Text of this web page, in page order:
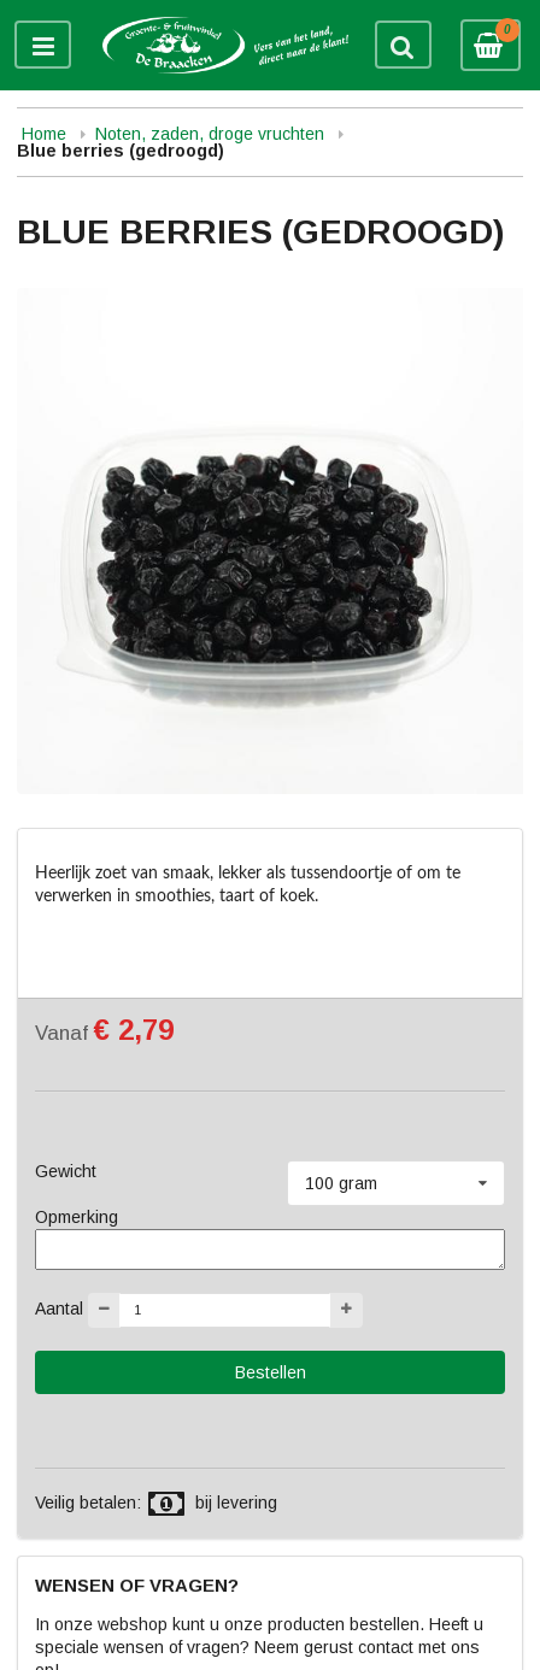
0
Home
Noten, zaden, droge vruchten
Blue berries (gedroogd)
BLUE BERRIES (GEDROOGD)
Heerlijk zoet van smaak, lekker als tussendoortje of om te
verwerken in smoothies, taart of koek.
Vanaf€ 2,79
Gewicht
100 gram
Opmerking
Aantal
Veilig betalen: bij levering
WENSEN OF VRAGEN?
In onze webshop kunt u onze producten bestellen. Heeft u
speciale wensen of vragen? Neem gerust contact met ons